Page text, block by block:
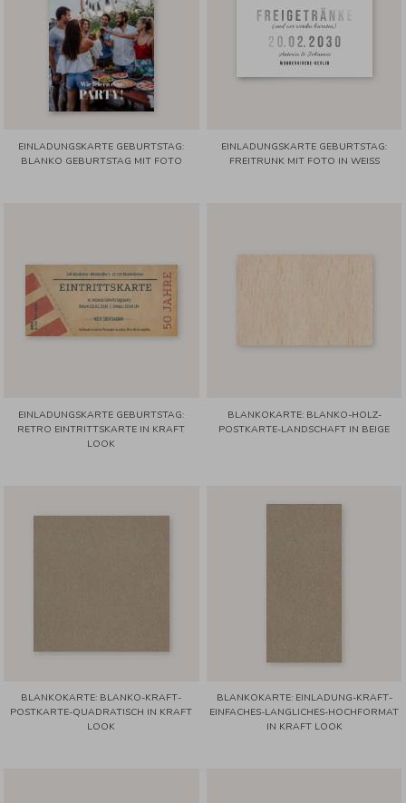
EINLADUNGSKARTE GEBURTSTAG:
BLANKO GEBURTSTAG MIT FOTO
EINLADUNGSKARTE GEBURTSTAG:
FREITRUNK MIT FOTO IN WEISS
EINLADUNGSKARTE GEBURTSTAG:
RETRO EINTRITTSKARTE IN KRAFT
LOOK
BLANKOKARTE: BLANKO-HOLZ-
POSTKARTE-LANDSCHAFT IN BEIGE
BLANKOKARTE: BLANKO-KRAFT-
POSTKARTE-QUADRATISCH IN KRAFT
LOOK
BLANKOKARTE: EINLADUNG-KRAFT-
EINFACHES-LANGLICHES-HOCHFORMAT
IN KRAFT LOOK